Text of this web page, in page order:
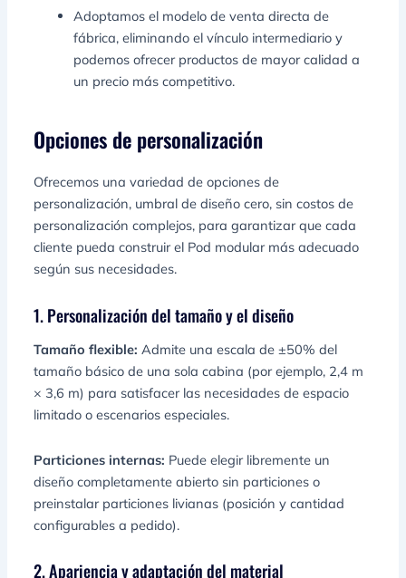
Adoptamos el modelo de venta directa de
fábrica, eliminando el vínculo intermediario y
podemos ofrecer productos de mayor calidad a
un precio más competitivo.
Opciones de personalización
Ofrecemos una variedad de opciones de
personalización, umbral de diseño cero, sin costos de
personalización complejos, para garantizar que cada
cliente pueda construir el Pod modular más adecuado
según sus necesidades.
1. Personalización del tamaño y el diseño
Tamaño flexible: Admite una escala de ±50% del
tamaño básico de una sola cabina (por ejemplo, 2,4 m
× 3,6 m) para satisfacer las necesidades de espacio
limitado o escenarios especiales.
Particiones internas: Puede elegir libremente un
diseño completamente abierto sin particiones o
preinstalar particiones livianas (posición y cantidad
configurables a pedido).
2. Apariencia y adaptación del material